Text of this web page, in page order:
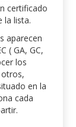
certificado
la lista.
aparecen
( GA, GC,
los
en la
cada